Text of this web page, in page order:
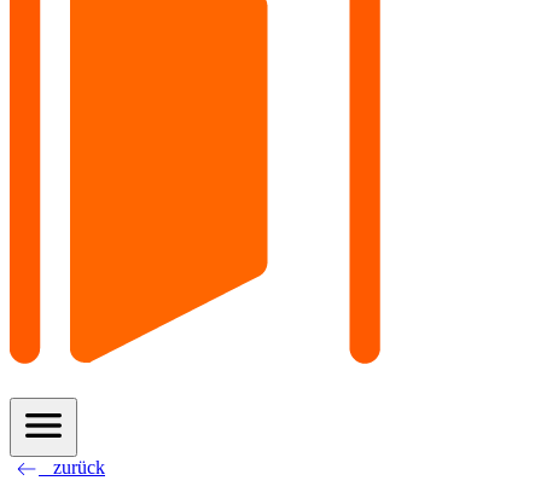
menu
west
zurück